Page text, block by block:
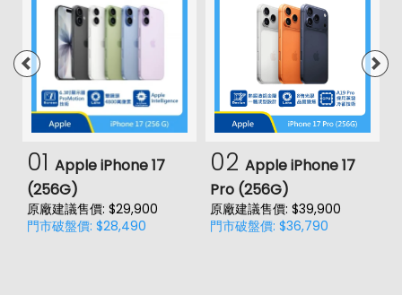
01 Apple iPhone 17
(256G)
原廠建議售價: $29,900
門市破盤價: $28,490
02 Apple iPhone 17
Pro (256G)
原廠建議售價: $39,900
門市破盤價: $36,790